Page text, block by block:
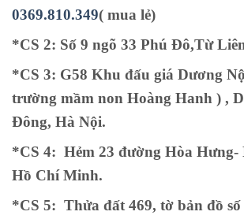
0369.810.349( mua lẻ)
*CS 2: Số 9 ngõ 33 Phú Đô,Từ
*CS 3: G58 Khu đấu giá Dương
trường mầm non Hoàng Hanh ) ,
Đông, Hà Nội.
*CS 4: Hẻm 23 đường Hòa Hưng-
Hồ Chí Minh.
*CS 5: Thửa đất 469, tờ bản đồ số